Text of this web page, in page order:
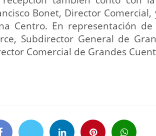
Bonet, Director
Centro. En representación
Subdirector General de
Comercial de Grandes